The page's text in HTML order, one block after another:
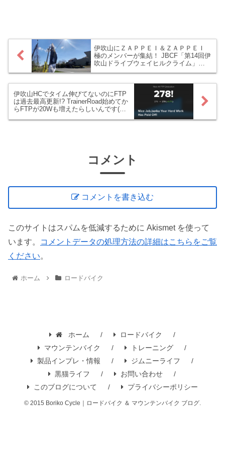
伊吹山にＺＡＰＰＥＩ＆ＺＡＰＰＥＩ
極のメンバーが集結！ JBCF「第14回伊
吹山ドライブウェイヒルクライム」に
参加しました！
伊吹山HCでタイム伸びてないのにFTP
は過去最高更新!? TrainerRoad始めてか
らFTPが20Wも増えたらしいんです(・
コメント
コメントを書き込む
このサイトはスパムを低減するために Akismet を使って
います。
コメントデータの処理方法の詳細はこちらをご覧
ください。
ホーム ロードバイク
ホーム
ロードバイク
マウンテンバイク
トレーニング
製品インプレ・情報
ジムニーライフ
黒猫ライフ
お問い合わせ
このブログについて
プライバシーポリシー
© 2015 Boriko Cycle｜ロードバイク ＆ マウンテンバイク ブログ.